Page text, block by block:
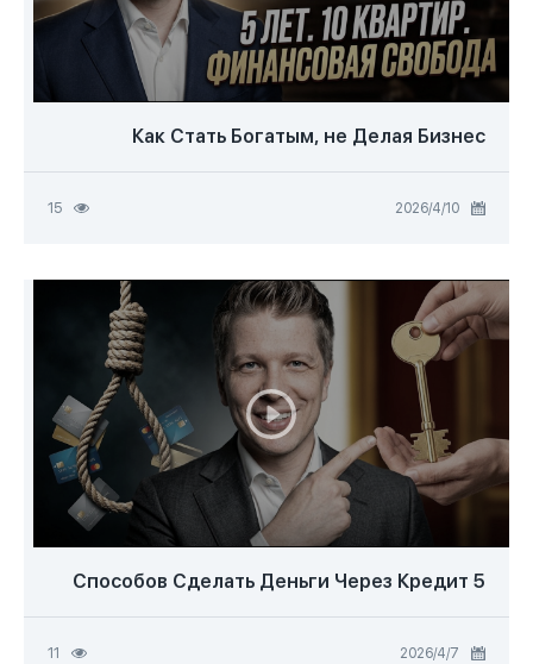
Как Стать Богатым, не Делая Бизнес
10‏/4‏/2026
15
5 Способов Сделать Деньги Через Кредит
7‏/4‏/2026
11